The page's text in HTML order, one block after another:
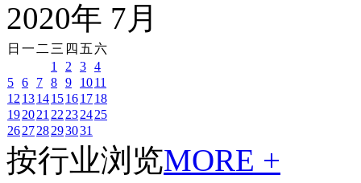
2020年 7月
日 一 二 三 四 五 六
1
2 3 4
5 6 7 8 9 1011
12 131415161718
192021 22 232425
262728293031
按行业浏览MORE +